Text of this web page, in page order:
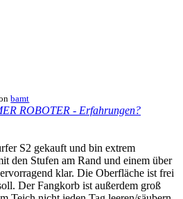
bamt
ROBOTER - Erfahrungen?
S2 gekauft und bin extrem
den Stufen am Rand und einem über
klar. Die Oberfläche ist frei
Der Fangkorb ist außerdem groß